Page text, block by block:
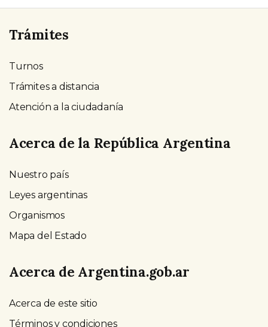
Trámites
Turnos
Trámites a distancia
Atención a la ciudadanía
Acerca de la República Argentina
Nuestro país
Leyes argentinas
Organismos
Mapa del Estado
Acerca de Argentina.gob.ar
Acerca de este sitio
Términos y condiciones